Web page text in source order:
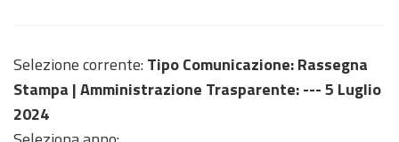
Selezione corrente: Tipo Comunicazione: Rassegna
Stampa |Amministrazione Trasparente: --- 5 Luglio
2024